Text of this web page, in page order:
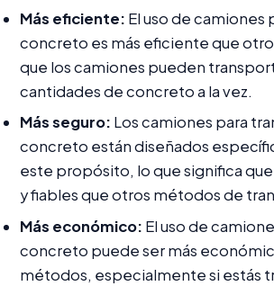
Más eficiente: El uso de camiones
concreto es más eficiente que
que los camiones pueden
cantidades de concreto a la vez.
Más seguro: Los camiones para
concreto están diseñados
este propósito, lo que significa que
y fiables que otros métodos de
Más económico: El uso de
concreto puede ser más
métodos, especialmente si estás